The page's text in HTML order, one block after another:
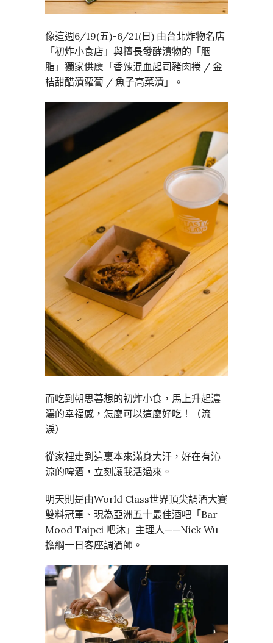
像這週6/19(五)-6/21(日) 由台北炸物名店
「初炸小食店」與擅長發酵漬物的「胭
脂」獨家供應「香辣混血起司豬肉捲 / 金
桔甜醋漬蘿蔔 / 魚子高菜漬」。
而吃到朝思暮想的初炸小食，馬上升起濃
濃的幸福感，怎麼可以這麼好吃！（流
淚）
從家裡走到這裏本來滿身大汗，好在有沁
涼的啤酒，立刻讓我活過來。
明天則是由World Class世界頂尖調酒大賽
雙料冠軍、現為亞洲五十最佳酒吧「Bar
Mood Taipei 吧沐」主理人——Nick Wu
擔綱一日客座調酒師。